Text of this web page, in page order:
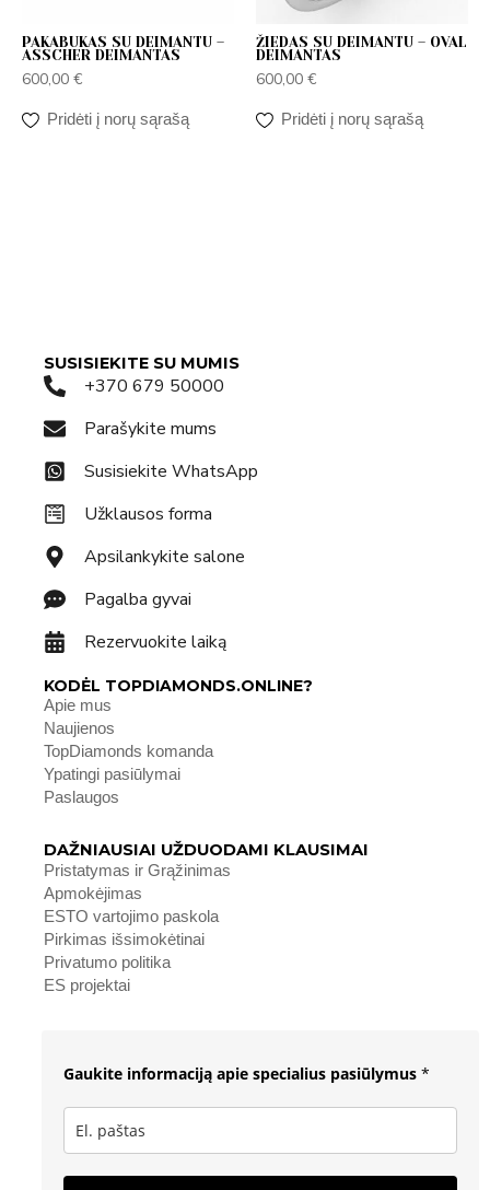
PAKABUKAS SU DEIMANTU –
ASSCHER DEIMANTAS
600,00 €
Pridėti į norų sąrašą
ŽIEDAS SU DEIMANTU – OVAL
DEIMANTAS
600,00 €
Pridėti į norų sąrašą
SUSISIEKITE SU MUMIS
+370 679 50000
Parašykite mums
Susisiekite WhatsApp
Užklausos forma
Apsilankykite salone
Pagalba gyvai
Rezervuokite laiką
KODĖL TOPDIAMONDS.ONLINE?
Apie mus
Naujienos
TopDiamonds komanda
Ypatingi pasiūlymai
Paslaugos
DAŽNIAUSIAI UŽDUODAMI KLAUSIMAI
Pristatymas ir Grąžinimas
Apmokėjimas
ESTO vartojimo paskola
Pirkimas išsimokėtinai
Privatumo politika
ES projektai
Gaukite informaciją apie specialius pasiūlymus *